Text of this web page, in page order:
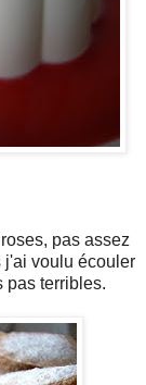
pas assez
j'ai voulu écouler
pas terribles.